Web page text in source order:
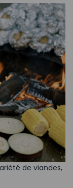
de viandes,